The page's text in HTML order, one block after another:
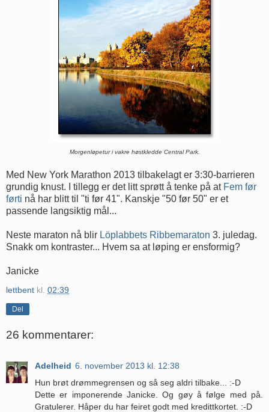
Morgenløpetur i vakre høstkledde Central Park.
Med New York Marathon 2013 tilbakelagt er 3:30-barrieren
grundig knust. I tillegg er det litt sprøtt å tenke på at Fem før
førti nå har blitt til "ti før 41". Kanskje "50 før 50" er et
passende langsiktig mål...
Neste maraton nå blir Löplabbets Ribbemaraton 3. juledag.
Snakk om kontraster... Hvem sa at løping er ensformig?
Janicke
lettbent kl. 02:39
Del
26 kommentarer:
Adelheid 6. november 2013 kl. 12:38
Hun brøt drømmegrensen og så seg aldri tilbake... :-D
Dette er imponerende Janicke. Og gøy å følge med på.
Gratulerer. Håper du har feiret godt med kredittkortet. :-D